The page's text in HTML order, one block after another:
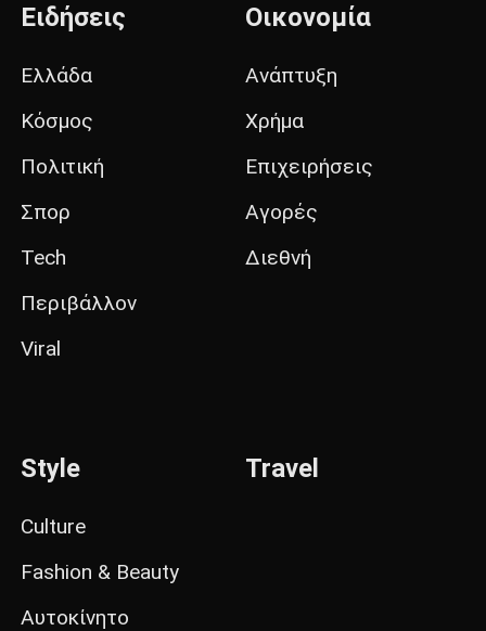
Ειδήσεις
Ελλάδα
Κόσμος
Πολιτική
Σπορ
Tech
Περιβάλλον
Viral
Οικονομία
Ανάπτυξη
Χρήμα
Επιχειρήσεις
Αγορές
Διεθνή
Style
Culture
Fashion & Beauty
Αυτοκίνητο
Travel